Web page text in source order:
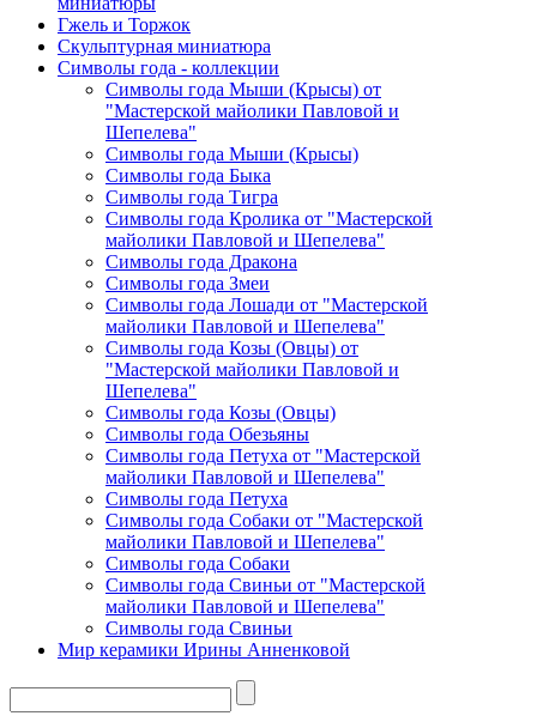
Гжель и Торжок
Скульптурная миниатюра
Символы года - коллекции
Символы года Мыши (Крысы) от
"Мастерской майолики Павловой и
Шепелева"
Символы года Мыши (Крысы)
Символы года Быка
Символы года Тигра
Символы года Кролика от "Мастерской
майолики Павловой и Шепелева"
Символы года Дракона
Символы года Змеи
Символы года Лошади от "Мастерской
майолики Павловой и Шепелева"
Символы года Козы (Овцы) от
"Мастерской майолики Павловой и
Шепелева"
Символы года Козы (Овцы)
Символы года Обезьяны
Символы года Петуха от "Мастерской
майолики Павловой и Шепелева"
Символы года Петуха
Символы года Собаки от "Мастерской
майолики Павловой и Шепелева"
Символы года Собаки
Символы года Свиньи от "Мастерской
майолики Павловой и Шепелева"
Символы года Свиньи
Мир керамики Ирины Анненковой